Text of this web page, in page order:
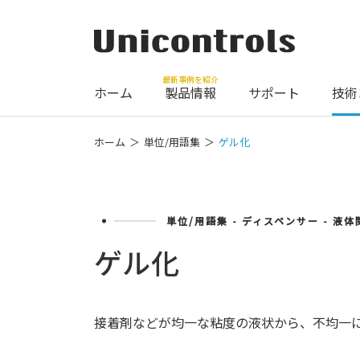
ホーム 製品情報
最新事例を紹介
サポート 技
ホーム 単位/用語集 ゲル化
単位/用語集 - ディスペンサー - 液体
ゲル化
接着剤などが均一な粘度の液状から、不均一